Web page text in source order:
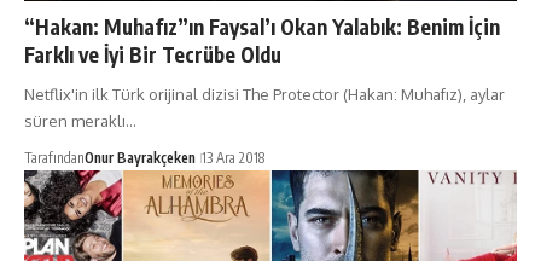
“Hakan: Muhafız”ın Faysal’ı Okan Yalabık: Benim İçin
Farklı ve İyi Bir Tecrübe Oldu
Netflix'in ilk Türk orijinal dizisi The Protector (Hakan: Muhafız), aylar
süren meraklı…
TarafındanOnur Bayrakçeken 13 Ara 2018